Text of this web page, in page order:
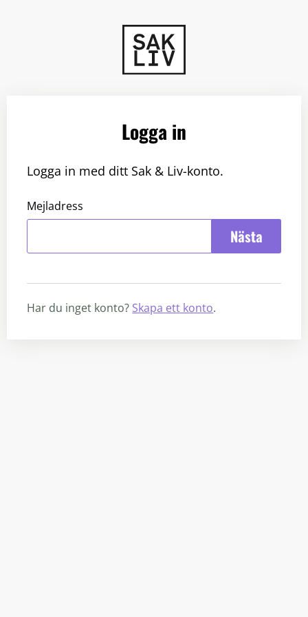
Logga in
Logga in med ditt Sak & Liv-konto.
Mejladress
Nästa
Har du inget konto? Skapa ett konto.